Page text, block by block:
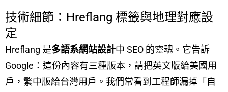
技術細節：Hreflang 標籤與地理對應設
定
Hreflang 是多語系網站設計中 SEO 的靈魂。它告訴
Google：這份內容有三種版本，請把英文版給美國用
戶，繁中版給台灣用戶。我們常看到工程師漏掉「自